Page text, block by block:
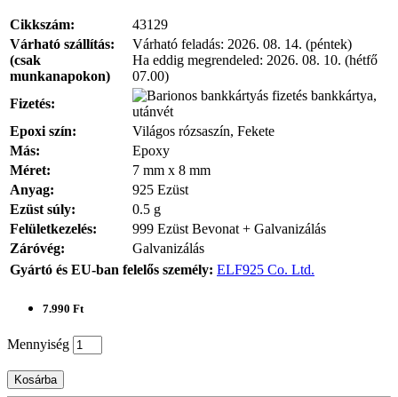
Cikkszám:
43129
Várható szállítás:
(csak
munkanapokon)
Várható feladás: 2026. 08. 14. (péntek)
Ha eddig megrendeled: 2026. 08. 10. (hétfő
07.00)
Fizetés:
bankkártya,
utánvét
Epoxi szín:
Világos rózsaszín, Fekete
Más:
Epoxy
Méret:
7 mm x 8 mm
Anyag:
925 Ezüst
Ezüst súly:
0.5 g
Felületkezelés:
999 Ezüst Bevonat + Galvanizálás
Záróvég:
Galvanizálás
Gyártó és EU-ban felelős személy: ELF925 Co. Ltd.
7.990 Ft
Mennyiség
Kosárba